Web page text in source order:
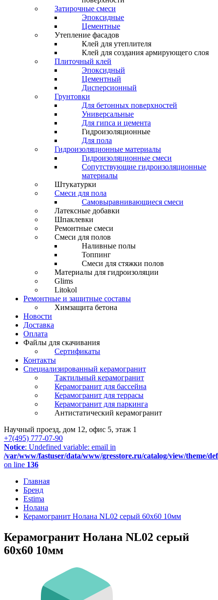
Затирочные смеси
Эпоксидные
Цементные
Утепление фасадов
Клей для утеплителя
Клей для создания армирующего слоя
Плиточный клей
Эпоксидный
Цементный
Дисперсионный
Грунтовки
Для бетонных поверхностей
Универсальные
Для гипса и цемента
Гидроизоляционные
Для пола
Гидроизоляционные материалы
Гидроизоляционные смеси
Сопутствующие гидроизоляционные
материалы
Штукатурки
Смеси для пола
Самовыравнивающиеся смеси
Латексные добавки
Шпаклевки
Ремонтные смеси
Смеси для полов
Наливные полы
Топпинг
Смеси для стяжки полов
Материалы для гидроизоляции
Glims
Litokol
Ремонтные и защитные составы
Химзащита бетона
Новости
Доставка
Оплата
Файлы для скачивания
Сертификаты
Контакты
Специализированный керамогранит
Тактильный керамогранит
Керамогранит для бассейна
Керамогранит для террасы
Керамогранит для паркинга
Антистатический керамогранит
Научный проезд, дом 12, офис 5, этаж 1
+7(495) 777-07-90
Notice: Undefined variable: email in
/var/www/fastuser/data/www/gresstore.ru/catalog/view/theme/
on line 136
Главная
Бренд
Estima
Нолана
Керамогранит Нолана NL02 серый 60x60 10мм
Керамогранит Нолана NL02 серый
60x60 10мм